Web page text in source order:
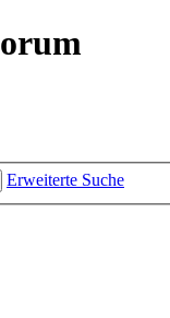
Erweiterte Suche